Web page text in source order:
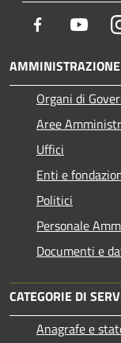
Facebook
AMMINISTRAZIONE
Organi di
Aree
Uffici
Enti e
Politici
Personale
Documenti e
CATEGORIE DI
Anagrafe e